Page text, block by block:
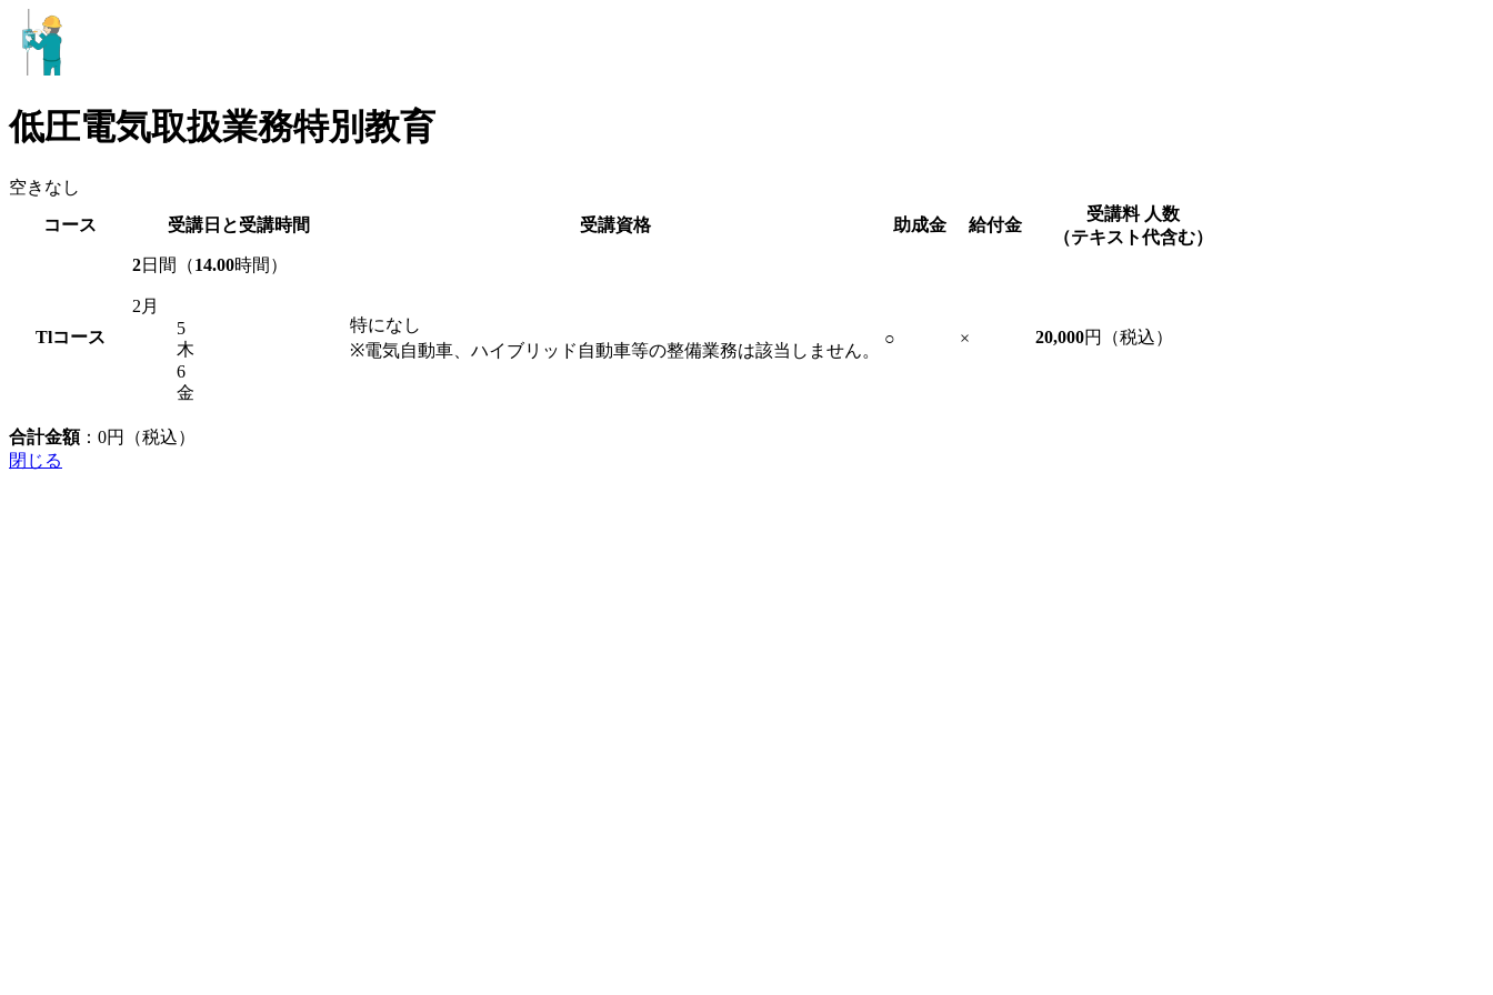
低圧電気取扱業務特別教育
空きなし
コース
受講日と受講時間 受講資格 助成金 給付金
受講料 人数
（テキスト代含む）
Tlコース
2日間（14.00時間）
2月
5
木
6
金
特になし
※電気自動車、ハイブリッド自動車等の整備業務は該当しません。
○ × 20,000円（税込）
合計金額： 0円（税込）
閉じる